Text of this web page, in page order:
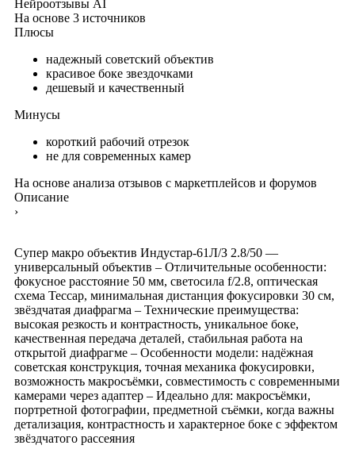
Нейроотзывы AI
На основе 3 источников
Плюсы
надежный советский объектив
красивое боке звездочками
дешевый и качественный
Минусы
короткий рабочий отрезок
не для современных камер
На основе анализа отзывов с маркетплейсов и форумов
Описание
›
Супер макро объектив Индустар-61Л/З 2.8/50 —
универсальный объектив – Отличительные особенности:
фокусное расстояние 50 мм, светосила f/2.8, оптическая
схема Тессар, минимальная дистанция фокусировки 30 см,
звёздчатая диафрагма – Технические преимущества:
высокая резкость и контрастность, уникальное боке,
качественная передача деталей, стабильная работа на
открытой диафрагме – Особенности модели: надёжная
советская конструкция, точная механика фокусировки,
возможность макросъёмки, совместимость с современными
камерами через адаптер – Идеально для: макросъёмки,
портретной фотографии, предметной съёмки, когда важны
детализация, контрастность и характерное боке с эффектом
звёздчатого рассеяния